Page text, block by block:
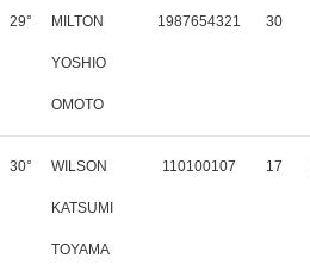
29° MILTON
YOSHIO
OMOTO
1987654321 30
30° WILSON
KATSUMI
TOYAMA
110100107 17